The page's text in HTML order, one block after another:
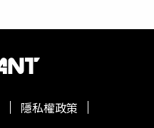
隱私權政策